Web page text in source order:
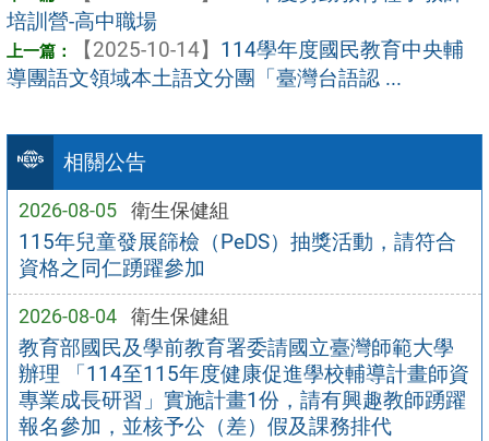
相關公告
2026-08-05 衛生保健組
115年兒童發展篩檢（PeDS）抽獎活動，請符合
資格之同仁踴躍參加
2026-08-04 衛生保健組
教育部國民及學前教育署委請國立臺灣師範大學
辦理 「114至115年度健康促進學校輔導計畫師資
專業成長研習」實施計畫1份，請有興趣教師踴躍
報名參加，並核予公（差）假及課務排代
培訓營-高中職場
【2025-10-14】 114學年度國民教育中央輔
導團語文領域本土語文分團「臺灣台語認 ...